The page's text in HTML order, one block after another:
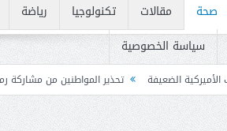
صحة مقالات تكنولوجيا
رياضة
سياسة الخصوصية
تحذير المواطنين من مشاركة رمز الـ OTP